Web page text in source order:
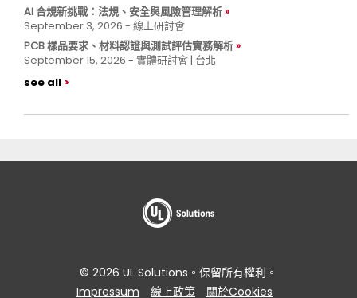
AI 合規新挑戰：法規、安全與風險管理解析
September 3, 2026 - 線上研討會
PCB 樣品要求、材料認證與測試評估實務解析
September 15, 2026 - 實體研討會 | 台北
see all
© 2026 UL Solutions。保留所有權利。
Impressum
線上政策 關於Cookies